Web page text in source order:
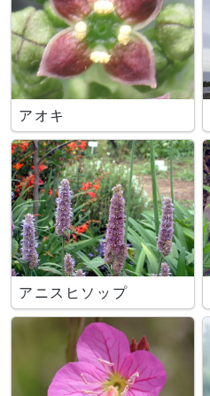
アオキ
アニスヒソップ